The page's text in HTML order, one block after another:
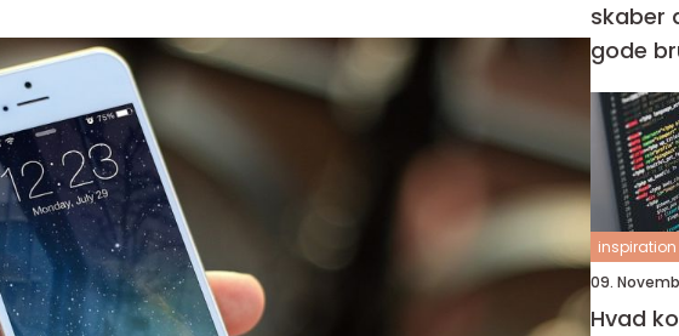
skaber
gode
inspiration
09.
Hvad